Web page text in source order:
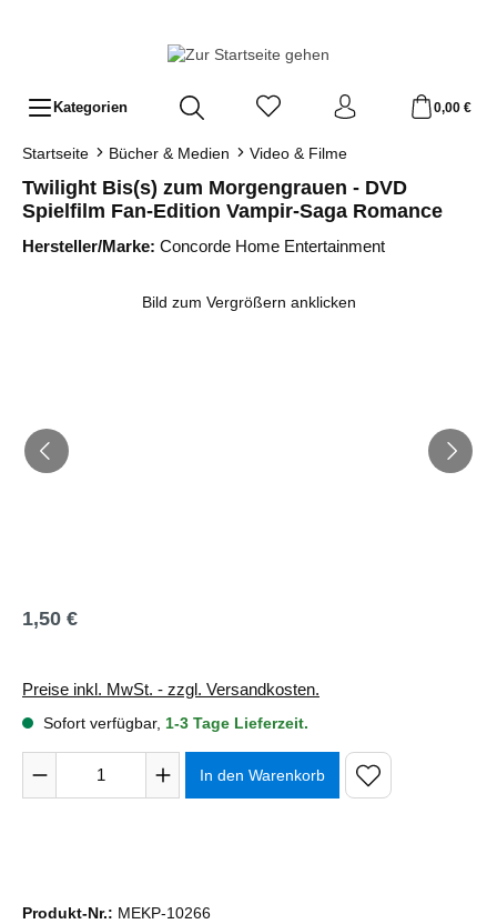
Kategorien 0,00 €
Startseite Bücher & Medien Video & Filme
Twilight Bis(s) zum Morgengrauen - DVD
Spielfilm Fan-Edition Vampir-Saga Romance
Hersteller/Marke: Concorde Home Entertainment
Bild zum Vergrößern anklicken
Regulärer Preis:
1,50 €
Preise inkl. MwSt. - zzgl. Versandkosten.
Sofort verfügbar, 1-3 Tage Lieferzeit.
Produkt Anzahl: Gib den gewünschten Wert ein oder
In den Warenkorb
Produkt-Nr.: MEKP-10266